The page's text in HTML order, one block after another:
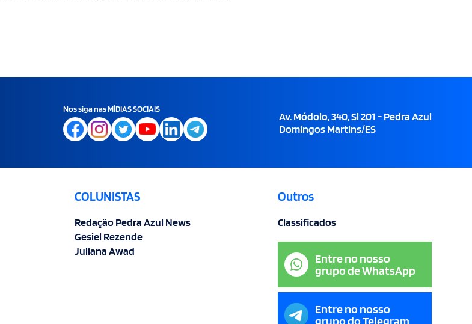
Nos siga nas MÍDIAS SOCIAIS
Av. Módolo, 340, Sl 201 - Pedra Azul
Domingos Martins/ES
COLUNISTAS
Redação Pedra Azul News
Gesiel Rezende
Juliana Awad
Outros
Classificados
Entre no nosso
grupo de WhatsApp
Entre no nosso
grupo do Telegram